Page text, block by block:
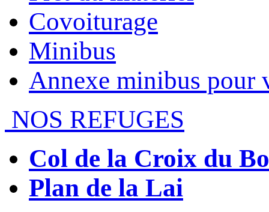
Covoiturage
Minibus
Annexe minibus pour
NOS REFUGES
Col de la Croix du
Plan de la Lai